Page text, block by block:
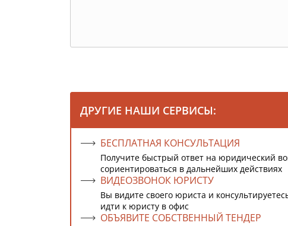
ДРУГИЕ НАШИ СЕРВИСЫ:
БЕСПЛАТНАЯ КОНСУЛЬТАЦИЯ
Получите быстрый ответ на юридический
сориентироваться в дальнейших действиях
ВИДЕОЗВОНОК ЮРИСТУ
Вы видите своего юриста и
идти к юристу в офис
ОБЪЯВИТЕ СОБСТВЕННЫЙ ТЕНДЕР